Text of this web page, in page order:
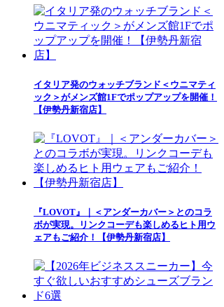
イタリア発のウォッチブランド＜ウニマティ
ック＞がメンズ館1Fでポップアップを開催！
【伊勢丹新宿店】
『LOVOT』｜＜アンダーカバー＞とのコラ
ボが実現。リンクコーデも楽しめるヒト用ウ
ェアもご紹介！【伊勢丹新宿店】